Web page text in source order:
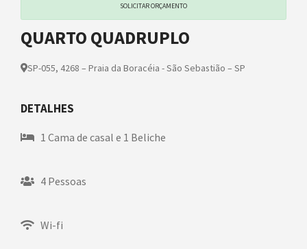
SOLICITAR ORÇAMENTO
QUARTO QUADRUPLO
SP-055, 4268 – Praia da Boracéia - São Sebastião – SP
DETALHES
1 Cama de casal e 1 Beliche
4 Pessoas
Wi-fi